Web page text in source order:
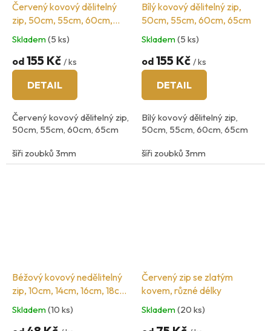
Červený kovový dělitelný
zip, 50cm, 55cm, 60cm,
65cm
Skladem(5 ks)
od 155 Kč / ks
DETAIL
Červený kovový dělitelný zip,
50cm, 55cm, 60cm, 65cm
šíři zoubků 3mm
Bílý kovový dělitelný zip,
50cm, 55cm, 60cm, 65cm
Skladem(5 ks)
od 155 Kč / ks
DETAIL
Bílý kovový dělitelný zip,
50cm, 55cm, 60cm, 65cm
šíři zoubků 3mm
Béžový kovový nedělitelný
zip, 10cm, 14cm, 16cm, 18cm,
Skladem(10 ks)
Červený zip se zlatým
kovem, různé délky
Skladem(20 ks)